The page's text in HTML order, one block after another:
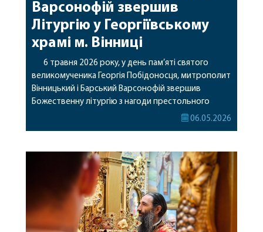
Варсонофій звершив
Літургію у Георгіївському
храмі м. Вінниці
6 травня 2026 року, у день пам’яті святого
великомученика Георгія Побідоносця, митрополит
Вінницький і Барський Варсонофій звершив
Божественну літургію з нагоди престольного
свята у Георгіївському храмі міста Вінниці. Його
духівник єпархії протоієрей Володимир Цвик,
настоятель храму протоієрей Валерій Швець,
секретар Єпархіальної Ради архімандрит Філарет
(Олівінський), благочинний І-го […]
06.05.2026